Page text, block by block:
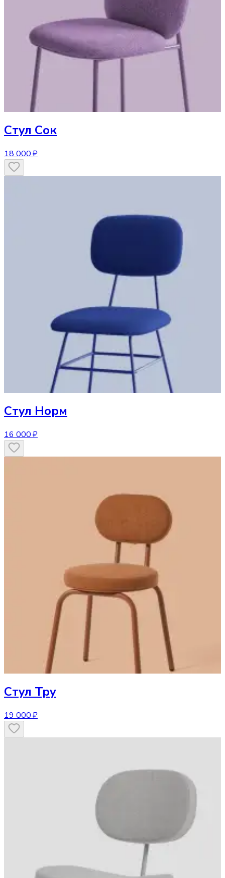
Стул Сок
18 000 ₽
Стул Норм
16 000 ₽
Стул Тру
19 000 ₽